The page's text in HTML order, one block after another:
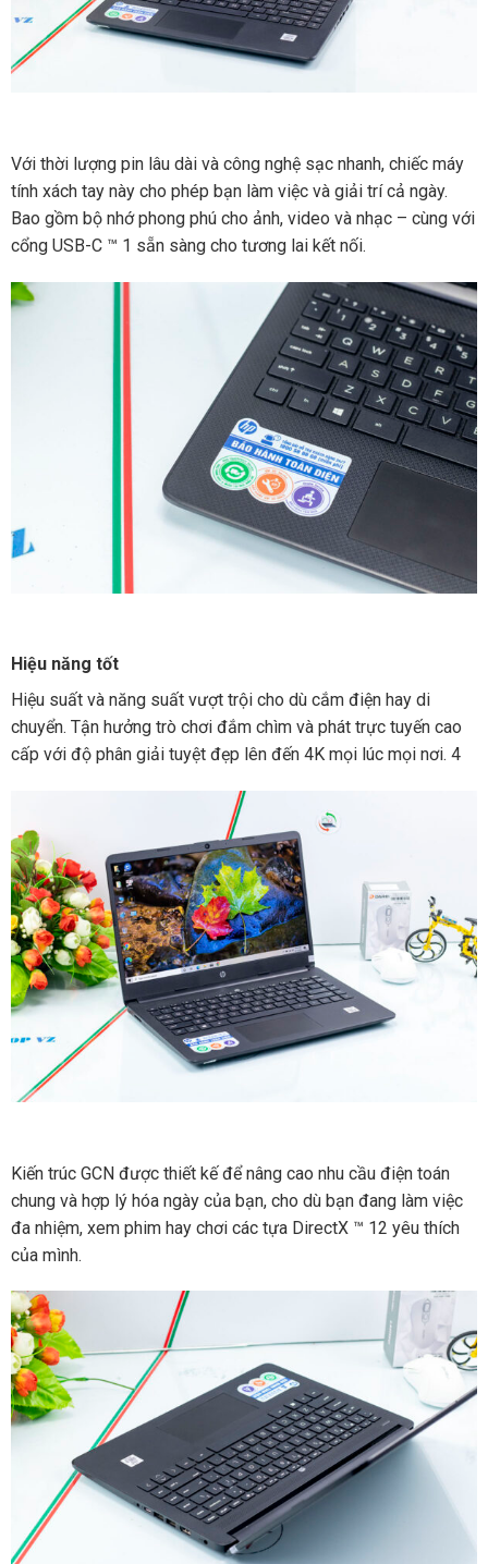
Với thời lượng pin lâu dài và công nghệ sạc nhanh, chiếc máy
tính xách tay này cho phép bạn làm việc và giải trí cả ngày.
Bao gồm bộ nhớ phong phú cho ảnh, video và nhạc – cùng với
cổng USB-C ™ 1 sẵn sàng cho tương lai kết nối.
Hiệu năng tốt
Hiệu suất và năng suất vượt trội cho dù cắm điện hay di
chuyển. Tận hưởng trò chơi đắm chìm và phát trực tuyến cao
cấp với độ phân giải tuyệt đẹp lên đến 4K mọi lúc mọi nơi. 4
Kiến trúc GCN được thiết kế để nâng cao nhu cầu điện toán
chung và hợp lý hóa ngày của bạn, cho dù bạn đang làm việc
đa nhiệm, xem phim hay chơi các tựa DirectX ™ 12 yêu thích
của mình.